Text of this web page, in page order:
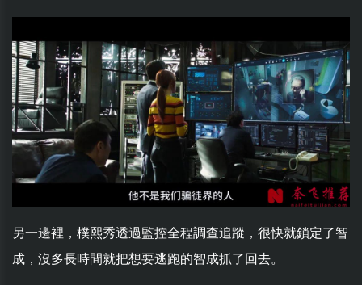
另一邊裡，樸熙秀透過監控全程調查追蹤，很快就鎖定了智
成，沒多長時間就把想要逃跑的智成抓了回去。